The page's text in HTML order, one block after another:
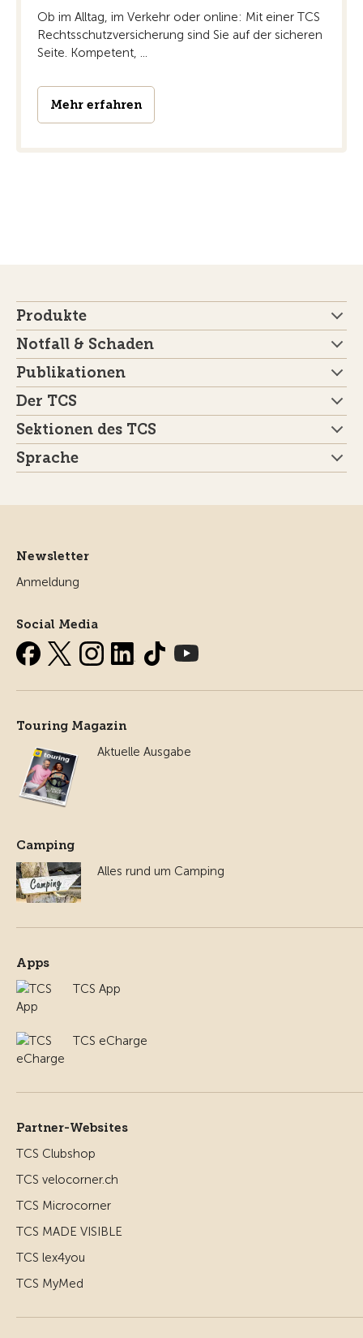
Ob im Alltag, im Verkehr oder online: Mit einer TCS
Rechtsschutzversicherung sind Sie auf der sicheren
Seite. Kompetent, ...
Mehr erfahren
Produkte
Notfall & Schaden
Publikationen
Der TCS
Sektionen des TCS
Sprache
Newsletter
Anmeldung
Social Media
Touring Magazin
Aktuelle Ausgabe
Camping
Alles rund um Camping
Apps
TCS App
TCS eCharge
Partner-Websites
TCS Clubshop
TCS velocorner.ch
TCS Microcorner
TCS MADE VISIBLE
TCS lex4you
TCS MyMed